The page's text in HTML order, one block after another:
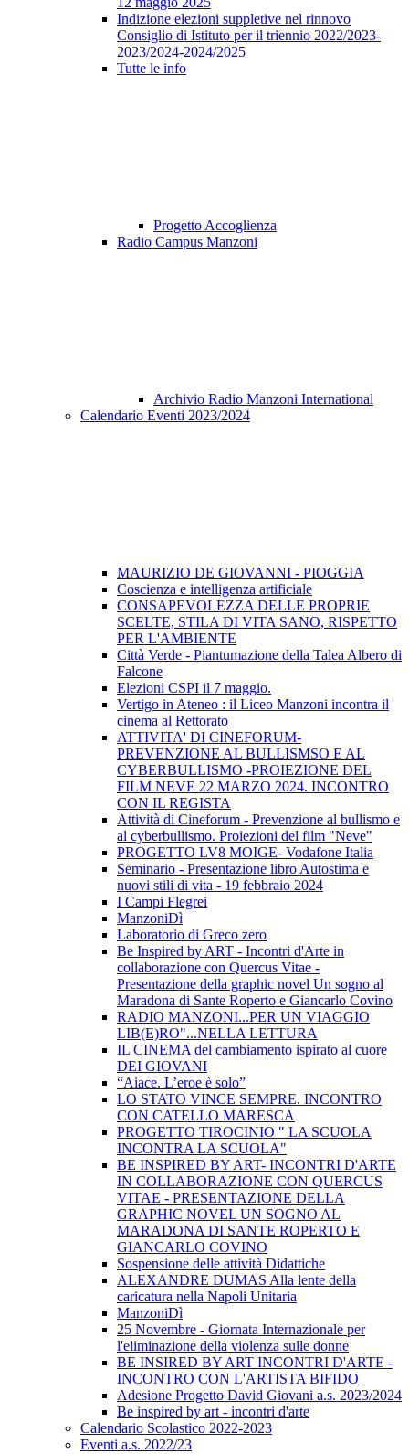
Indizione elezioni suppletive nel rinnovo
Consiglio di Istituto per il triennio 2022/2023-
2023/2024-2024/2025
Tutte le info
Progetto Accoglienza
Radio Campus Manzoni
Archivio Radio Manzoni International
Calendario Eventi 2023/2024
MAURIZIO DE GIOVANNI - PIOGGIA
Coscienza e intelligenza artificiale
CONSAPEVOLEZZA DELLE PROPRIE
SCELTE, STILA DI VITA SANO, RISPETTO
PER L'AMBIENTE
Città Verde - Piantumazione della Talea Albero di
Falcone
Elezioni CSPI il 7 maggio.
Vertigo in Ateneo : il Liceo Manzoni incontra il
cinema al Rettorato
ATTIVITA' DI CINEFORUM-
PREVENZIONE AL BULLISMSO E AL
CYBERBULLISMO -PROIEZIONE DEL
FILM NEVE 22 MARZO 2024. INCONTRO
CON IL REGISTA
Attività di Cineforum - Prevenzione al bullismo e
al cyberbullismo. Proiezioni del film "Neve"
PROGETTO LV8 MOIGE- Vodafone Italia
Seminario - Presentazione libro Autostima e
nuovi stili di vita - 19 febbraio 2024
I Campi Flegrei
ManzoniDì
Laboratorio di Greco zero
Be Inspired by ART - Incontri d'Arte in
collaborazione con Quercus Vitae -
Presentazione della graphic novel Un sogno al
Maradona di Sante Roperto e Giancarlo Covino
RADIO MANZONI...PER UN VIAGGIO
LIB(E)RO"...NELLA LETTURA
IL CINEMA del cambiamento ispirato al cuore
DEI GIOVANI
“Aiace. L’eroe è solo”
LO STATO VINCE SEMPRE. INCONTRO
CON CATELLO MARESCA
PROGETTO TIROCINIO " LA SCUOLA
INCONTRA LA SCUOLA"
BE INSPIRED BY ART- INCONTRI D'ARTE
IN COLLABORAZIONE CON QUERCUS
VITAE - PRESENTAZIONE DELLA
GRAPHIC NOVEL UN SOGNO AL
MARADONA DI SANTE ROPERTO E
GIANCARLO COVINO
Sospensione delle attività Didattiche
ALEXANDRE DUMAS Alla lente della
caricatura nella Napoli Unitaria
ManzoniDì
25 Novembre - Giornata Internazionale per
l'eliminazione della violenza sulle donne
BE INSIRED BY ART INCONTRI D'ARTE -
INCONTRO CON L'ARTISTA BIFIDO
Adesione Progetto David Giovani a.s. 2023/2024
Be inspired by art - incontri d'arte
Calendario Scolastico 2022-2023
Eventi a.s. 2022/23